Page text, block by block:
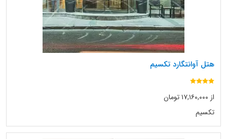
هتل آوانتگارد تکسیم
از ۱۷,۱۶۰,۰۰۰ تومان
تکسیم